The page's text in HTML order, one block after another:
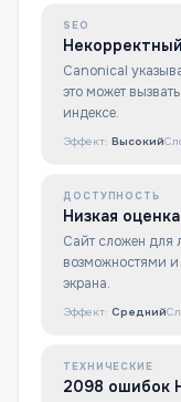
SEO
Canonical
это может
индексе.
Эффект: Высокий
ДОСТУПНОСТЬ
Низкая
Сайт сложен для
возможностями и
экрана.
Эффект: Средний
ТЕХНИЧЕСКИЕ
2098 ошибок